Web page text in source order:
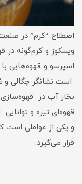
اصطلاح “کرم” در
ویسکوز و کرم‌گونه در
اسپرسو و قهوه‌هایی
است نشانگر چگالی و
بخار آب در
قهوه‌ای تیره و
و یکی از عواملی است
قرار می‌گیرد.